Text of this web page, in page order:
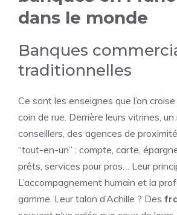
dans le monde
Banques
traditionnelles
Ce sont les enseignes que l’on
coin de rue. Derrière leurs vitrines, un
conseillers, des agences de
“tout-en-un” : compte, carte,
prêts, services pour pros… Leur
L’accompagnement humain et la
gamme. Leur talon d’Achille ? Des